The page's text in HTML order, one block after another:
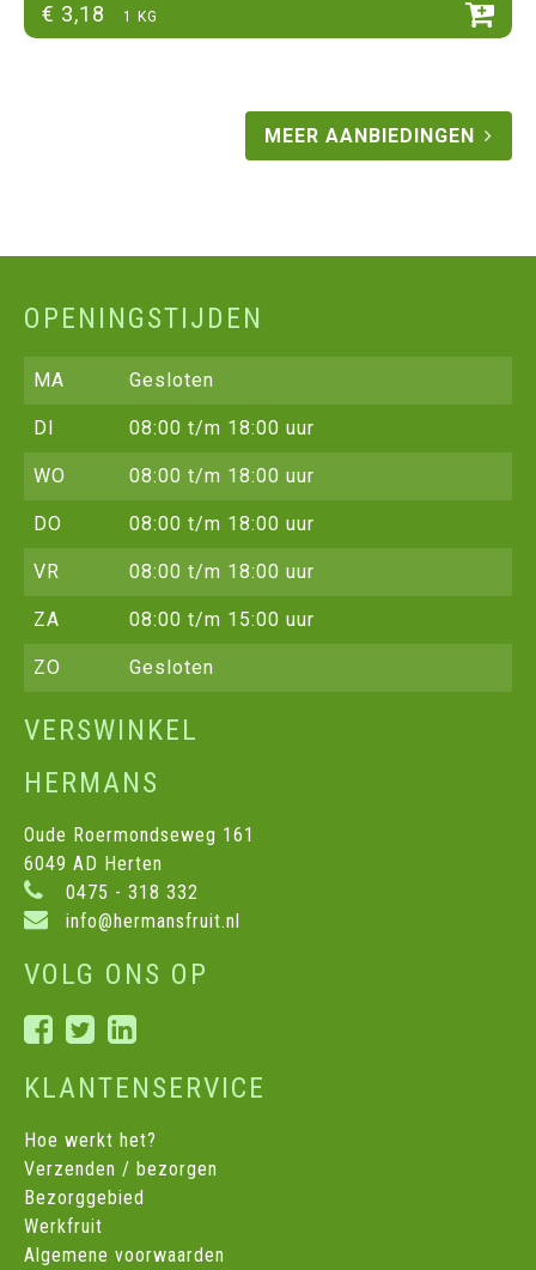
€ 3,18 1 KG
MEER AANBIEDINGEN
OPENINGSTIJDEN
MA Gesloten
DI 08:00 t/m 18:00 uur
WO 08:00 t/m 18:00 uur
DO 08:00 t/m 18:00 uur
VR 08:00 t/m 18:00 uur
ZA 08:00 t/m 15:00 uur
ZO Gesloten
VERSWINKEL
HERMANS
Oude Roermondseweg 161
6049 AD Herten
0475 - 318 332
info@hermansfruit.nl
VOLG ONS OP
KLANTENSERVICE
Hoe werkt het?
Verzenden / bezorgen
Bezorggebied
Werkfruit
Algemene voorwaarden